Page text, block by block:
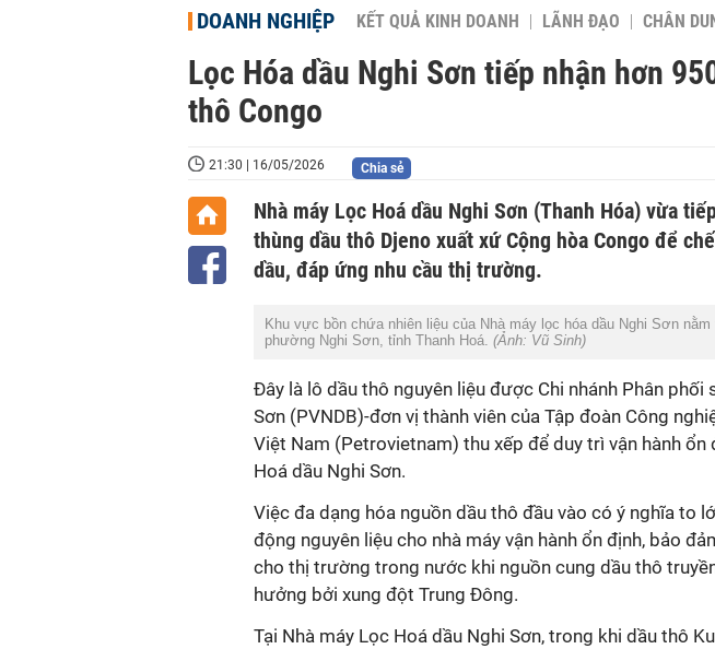
DOANH NGHIỆP KẾT QUẢ KINH DOANH LÃNH ĐẠO CHÂN
Lọc Hóa dầu Nghi Sơn tiếp nhận hơn
thô Congo
21:30 | 16/05/2026 Chia sẻ
Nhà máy Lọc Hoá dầu Nghi Sơn (Thanh Hóa) vừa
thùng dầu thô Djeno xuất xứ Cộng hòa Congo để
dầu, đáp ứng nhu cầu thị trường.
Khu vực bồn chứa nhiên liệu của Nhà máy lọc hóa dầu Nghi Sơn
phường Nghi Sơn, tỉnh Thanh Hoá. (Ảnh: Vũ Sinh)
Đây là lô dầu thô nguyên liệu được Chi nhánh Phân phối
Sơn (PVNDB)-đơn vị thành viên của Tập đoàn Công
Việt Nam (Petrovietnam) thu xếp để duy trì vận hành ổn
Hoá dầu Nghi Sơn.
Việc đa dạng hóa nguồn dầu thô đầu vào có ý nghĩa to
động nguyên liệu cho nhà máy vận hành ổn định, bảo
cho thị trường trong nước khi nguồn cung dầu thô
hưởng bởi xung đột Trung Đông.
Tại Nhà máy Lọc Hoá dầu Nghi Sơn, trong khi dầu thô